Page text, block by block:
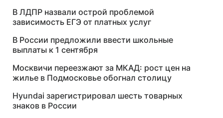
В ЛДПР назвали острой проблемой
зависимость ЕГЭ от платных услуг
В России предложили ввести школьные
выплаты к 1 сентября
Москвичи переезжают за МКАД: рост цен на
жилье в Подмосковье обогнал столицу
Hyundai зарегистрировал шесть товарных
знаков в России